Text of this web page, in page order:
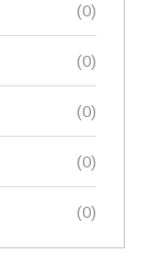
(0)
(0)
(0)
(0)
(0)